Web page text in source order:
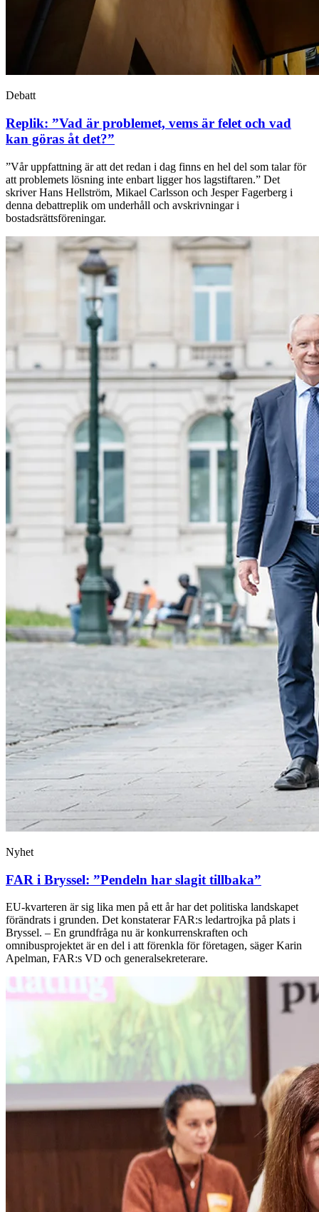
Debatt
Replik: ”Vad är problemet, vems är felet och vad
kan göras åt det?”
”Vår uppfattning är att det redan i dag finns en hel del som talar för
att problemets lösning inte enbart ligger hos lagstiftaren.” Det
skriver Hans Hellström, Mikael Carlsson och Jesper Fagerberg i
denna debattreplik om underhåll och avskrivningar i
bostadsrättsföreningar.
Nyhet
FAR i Bryssel: ”Pendeln har slagit tillbaka”
EU-kvarteren är sig lika men på ett år har det politiska landskapet
förändrats i grunden. Det konstaterar FAR:s ledartrojka på plats i
Bryssel. – En grundfråga nu är konkurrenskraften och
omnibusprojektet är en del i att förenkla för företagen, säger Karin
Apelman, FAR:s VD och generalsekreterare.